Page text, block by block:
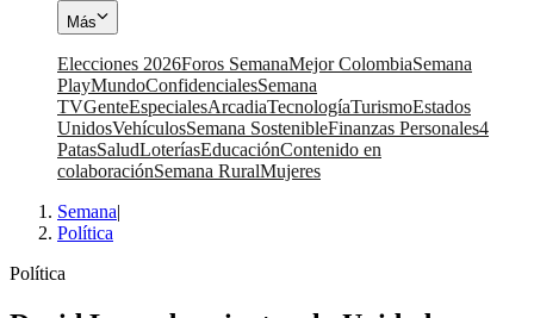
Más
Elecciones 2026Foros SemanaMejor ColombiaSemana
PlayMundoConfidencialesSemana
TVGenteEspecialesArcadiaTecnologíaTurismoEstados
UnidosVehículosSemana SostenibleFinanzas Personales4
PatasSaludLoteríasEducaciónContenido en
colaboraciónSemana RuralMujeres
Semana|
Política
Política